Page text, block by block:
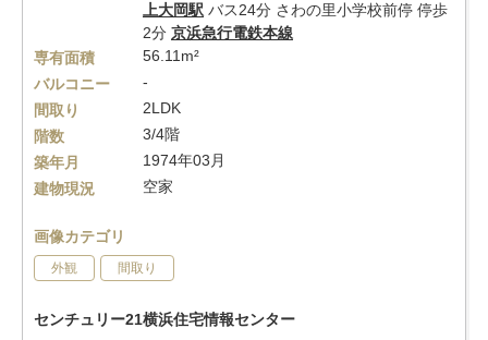
上大岡駅 バス24分 さわの里小学校前停 停歩
2分 京浜急行電鉄本線
専有面積
56.11m²
バルコニー
-
間取り
2LDK
階数
3/4階
築年月
1974年03月
建物現況
空家
画像カテゴリ
外観 間取り
センチュリー21横浜住宅情報センター